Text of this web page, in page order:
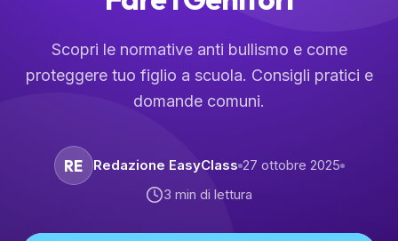
Scopri le normative anti bullismo e come
proteggere tuo figlio a scuola. Consigli pratici e
domande comuni.
RE Redazione EasyClass 27 ottobre 2025
3 min di lettura